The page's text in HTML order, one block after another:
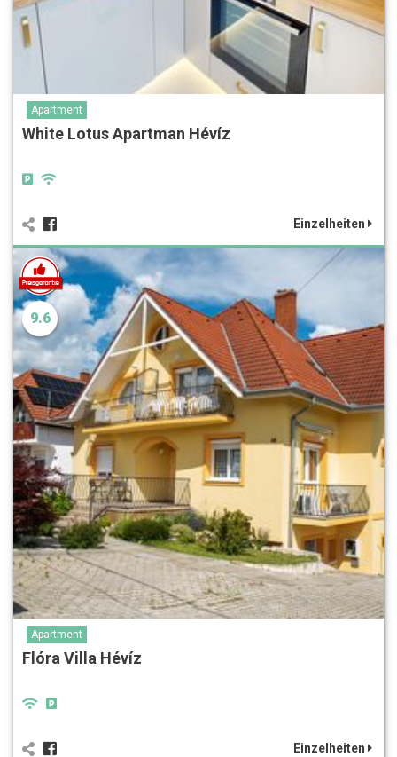
Apartment
White Lotus Apartman Hévíz
Einzelheiten
9.6
Apartment
Flóra Villa Hévíz
Einzelheiten